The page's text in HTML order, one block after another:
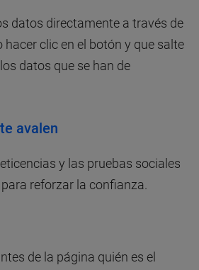
datos directamente a través de
clic en el botón y que salte
datos que se han de
avalen
y las pruebas sociales
reforzar la confianza.
de la página quién es el